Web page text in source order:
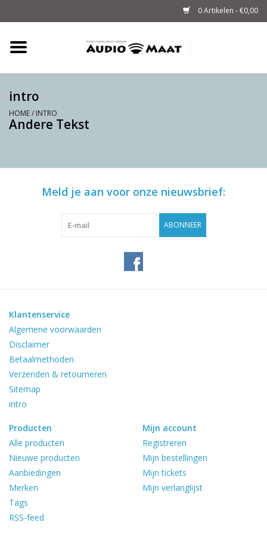
0 Artikelen - €0,00
Tuning
M-WAY Cables &
Merken
intro
HOME/ INTRO
Andere Tekst
Meld je aan voor onze nieuwsbrief:
ABONNEER
Klantenservice
Algemene voorwaarden
Disclaimer
Betaalmethoden
Verzenden & retourneren
Sitemap
intro
Producten
Alle producten
Nieuwe producten
Aanbiedingen
Merken
Tags
RSS-feed
Mijn account
Registreren
Mijn bestellingen
Mijn tickets
Mijn verlanglijst